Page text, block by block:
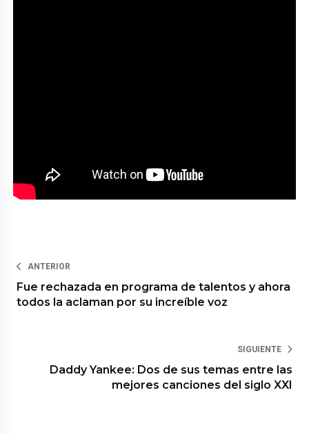
ANTERIOR
Fue rechazada en programa de talentos y ahora
todos la aclaman por su increíble voz
SIGUIENTE
Daddy Yankee: Dos de sus temas entre las
mejores canciones del siglo XXI